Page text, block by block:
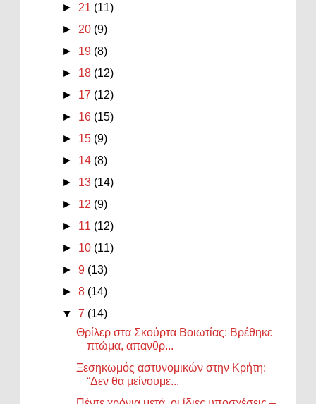
► 21 (11)
► 20 (9)
► 19 (8)
► 18 (12)
► 17 (12)
► 16 (15)
► 15 (9)
► 14 (8)
► 13 (14)
► 12 (9)
► 11 (12)
► 10 (11)
►9 (13)
►8 (14)
▼7 (14)
Θρίλερ στα Σκούρτα Βοιωτίας: Βρέθηκε
πτώμα, απανθρ...
Ξεσηκωμός αστυνομικών στην Κρήτη:
“Δεν θα μείνουμε...